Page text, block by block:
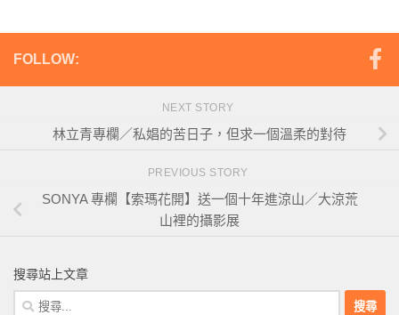
FOLLOW:
NEXT STORY
林立青專欄／私娼的苦日子，但求一個溫柔的對待
PREVIOUS STORY
SONYA 專欄【索瑪花開】送一個十年進涼山／大涼荒
山裡的攝影展
搜尋站上文章
搜